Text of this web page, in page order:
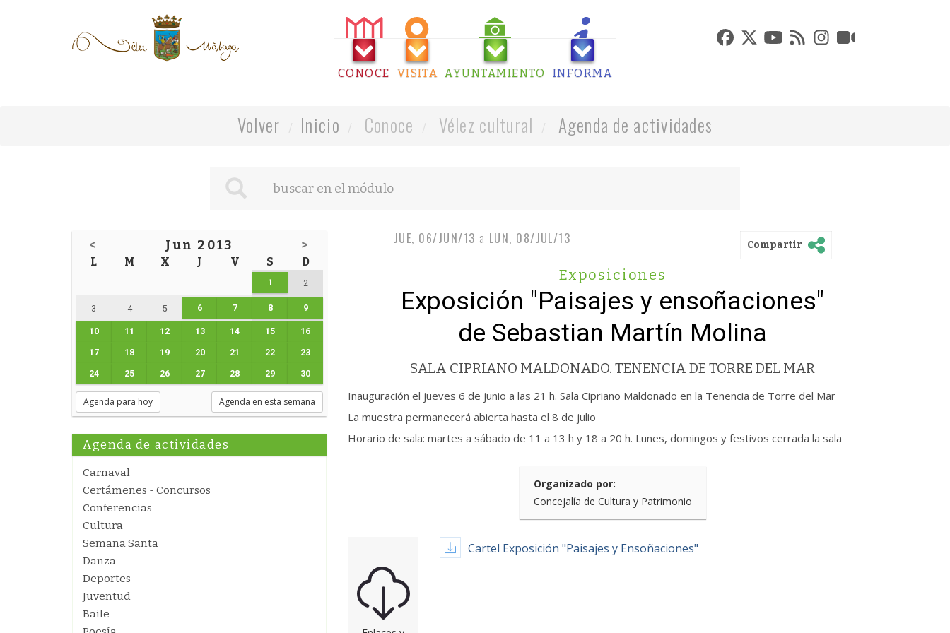
CONOCE VISITA AYUNTAMIENTO INFORMA
Volver Inicio Conoce Vélez cultural Agenda de actividades
< Jun 2013 >
L M X J V S D
1 2
3 4 5 6 7 8 9
10 11 12 13 14 15 16
17 18 19 20 21 22 23
24 25 26 27 28 29 30
Agenda para hoy Agenda en esta semana
Agenda de actividades
Carnaval
Certámenes - Concursos
Conferencias
Cultura
Semana Santa
Danza
Deportes
Juventud
Baile
JUE, 06/JUN/13 a LUN, 08/JUL/13 Compartir
Exposiciones
Exposición "Paisajes y ensoñaciones"
de Sebastian Martín Molina
SALA CIPRIANO MALDONADO. TENENCIA DE TORRE DEL MAR
Inauguración el jueves 6 de junio a las 21 h. Sala Cipriano Maldonado en la Tenencia de Torre del Mar
La muestra permanecerá abierta hasta el 8 de julio
Horario de sala: martes a sábado de 11 a 13 h y 18 a 20 h. Lunes, domingos y festivos cerrada la sala
Organizado por:
Concejalía de Cultura y Patrimonio
Cartel Exposición "Paisajes y Ensoñaciones"